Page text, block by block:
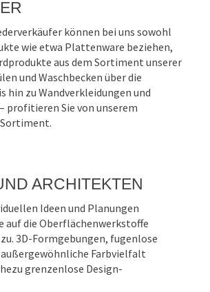
können bei uns sowohl
wie etwa Platten­ware beziehen,
aus dem Sortiment unserer
und Waschbecken über die
hin zu Wand­verkleidungen und
profitieren Sie von unserem
ARCHITEKTEN
Ideen und Planungen
auf die Oberflächen­werkstoffe
3D-Formgebungen, fugenlose
Farbvielfalt
grenzenlose Design­